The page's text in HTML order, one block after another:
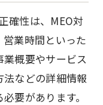
確性は、MEO対
業時間といった
概要やサービス
などの詳細情報
要があります。